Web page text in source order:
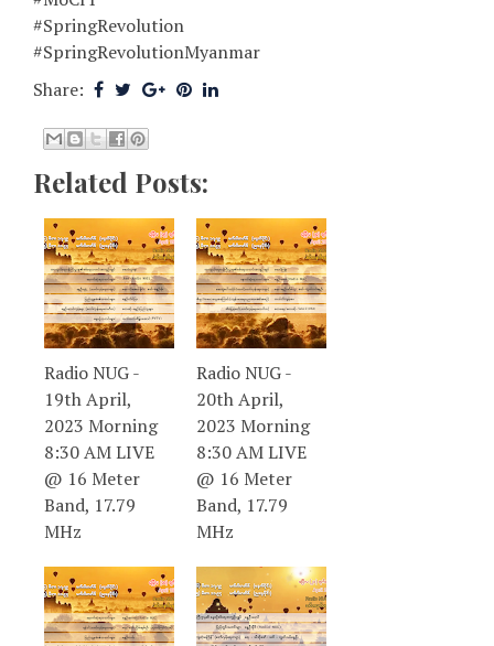
#SpringRevolution
#SpringRevolutionMyanmar
Share:
Related Posts:
Radio NUG -
19th April,
2023 Morning
8:30 AM LIVE
@ 16 Meter
Band, 17.79
MHz
Radio NUG -
20th April,
2023 Morning
8:30 AM LIVE
@ 16 Meter
Band, 17.79
MHz